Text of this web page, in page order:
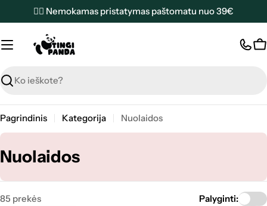
prie
✌🏼 Nemokamas pristatymas paštomatu nuo 39€
Paieška
Pagrindinis Kategorija Nuolaidos
K
a
t
Nuolaidos
85 prekės
Palyginti: